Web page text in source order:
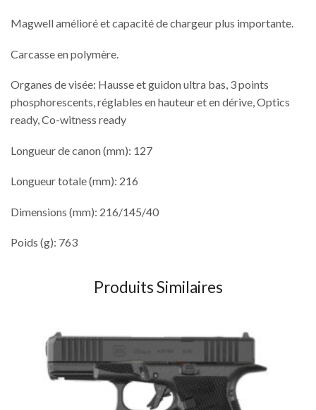
Magwell amélioré et capacité de chargeur plus importante.
Carcasse en polymère.
Organes de visée: Hausse et guidon ultra bas, 3 points
phosphorescents, réglables en hauteur et en dérive, Optics
ready, Co-witness ready
Longueur de canon (mm): 127
Longueur totale (mm): 216
Dimensions (mm): 216/145/40
Poids (g): 763
Produits Similaires